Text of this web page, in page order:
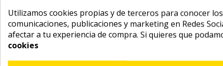
Utilizamos cookies propias y de terceros para conocer
comunicaciones, publicaciones y marketing en Redes
afectar a tu experiencia de compra. Si quieres que
cookies